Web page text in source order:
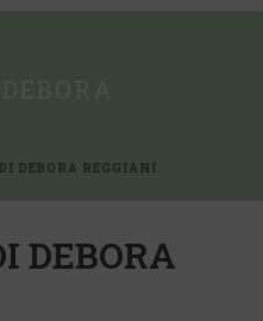
DEBORA REGGIANI
DEBORA